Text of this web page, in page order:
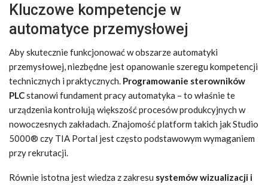
Kluczowe kompetencje w
automatyce przemysłowej
Aby skutecznie funkcjonować w obszarze automatyki
przemysłowej, niezbędne jest opanowanie szeregu kompetencji
technicznych i praktycznych. Programowanie sterowników
PLCstanowi fundament pracy automatyka – to właśnie te
urządzenia kontrolują większość procesów produkcyjnych w
nowoczesnych zakładach. Znajomość platform takich jak Studio
5000® czy TIA Portal jest często podstawowym wymaganiem
przy rekrutacji.
Równie istotna jest wiedza z zakresu systemów wizualizacji i